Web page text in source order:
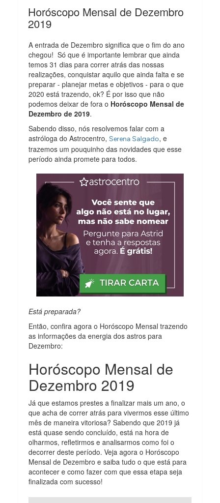
Horóscopo Mensal de Dezembro
2019
A entrada de Dezembro significa que o fim do ano
chegou! Só que é importante lembrar que ainda
temos 31 dias para correr atrás das nossas
realizações, conquistar aquilo que ainda falta e se
preparar - planejar metas e objetivos - para o que
2020 está trazendo, ok? É por isso que não
podemos deixar de fora o Horóscopo Mensal de
Dezembro de 2019.
Sabendo disso, nós resolvemos falar com a
astróloga do Astrocentro,Serena Salgado, e
trazemos um pouquinho das novidades que esse
período ainda promete para todos.
Está preparada?
Então, confira agora o Horóscopo Mensal trazendo
as informações da energia dos astros para
Dezembro:
Horóscopo Mensal de
Dezembro 2019
Já que estamos prestes a finalizar mais um ano, o
que acha de correr atrás para vivermos esse último
mês de maneira vitoriosa? Sabendo que 2019 já
está quase sendo concluído, está na hora de
olharmos, refletirmos e analisarmos como foi o
decorrer deste período. Veja agora o Horóscopo
Mensal de Dezembro e saiba tudo o que está para
acontecer e como fazer com que essa etapa seja
finalizada com sucesso!